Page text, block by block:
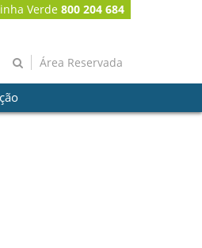
Verde 800 204 684
Área Reservada